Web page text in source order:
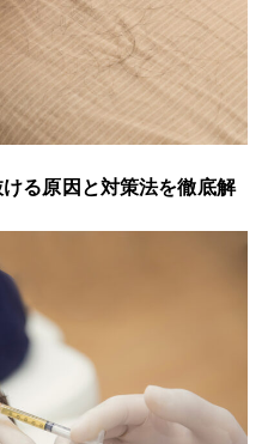
る原因と対策法を徹底解